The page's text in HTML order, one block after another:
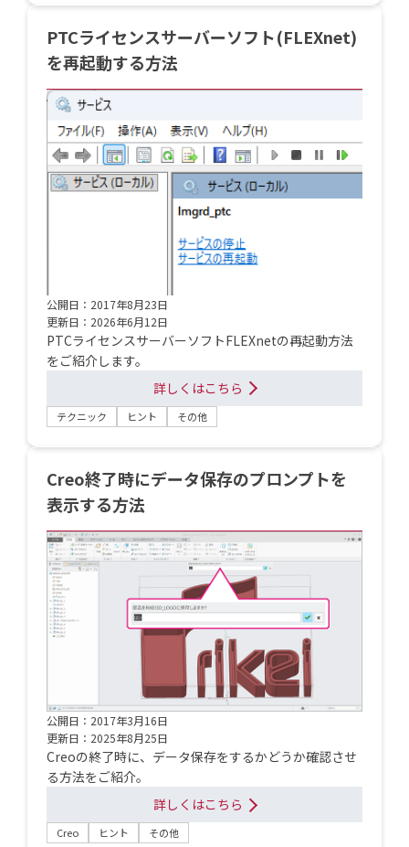
PTCライセンスサーバーソフト(FLEXnet)
を再起動する方法
公開日：2017年8月23日
更新日：2026年6月12日
PTCライセンスサーバーソフトFLEXnetの再起動方法
をご紹介します。
詳しくはこちら
テクニック ヒント その他
Creo終了時にデータ保存のプロンプトを
表示する方法
公開日：2017年3月16日
更新日：2025年8月25日
Creoの終了時に、データ保存をするかどうか確認させ
る方法をご紹介。
詳しくはこちら
Creo ヒント その他